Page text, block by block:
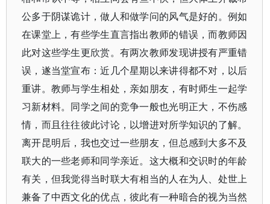
公多于阴谋诡计，做人和做学问的风气是好的。例如
在课堂上，有些学生直言指出教师的错误，而教师因
此对这些学生更欣赏。有两次教师发现讲授有严重错
误，遂当堂宣布：近几个星期以来讲得都不对，以后
重讲。教师与学生相处，亲如朋友，有时师生一起学
习新材料。同学之间的竞争一般也光明正大，不伤感
情，而且往往彼此讨论，以增进对所学知识的了解。
离开昆明后，我也交过一些朋友，但总感到大多不及
联大的一些老师和同学亲近。这大概和交识时的年龄
有关，但我觉得当时联大有相当的人在为人、处世上
兼备了中西文化的优点，彼此有一种暗合的视为当然